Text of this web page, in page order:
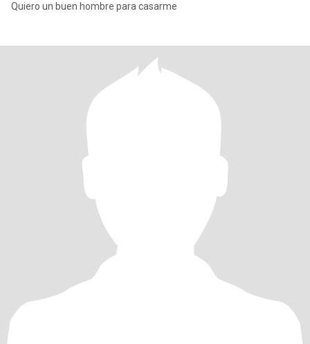
Quiero un buen hombre para casarme